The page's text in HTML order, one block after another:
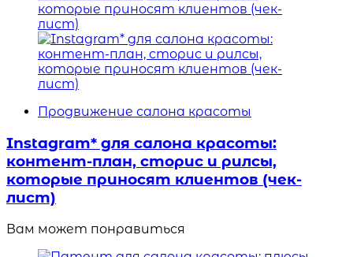
Продвижение салона красоты
Instagram* для салона красоты:
контент-план, сторис и рилсы,
которые приносят клиентов (чек-
лист)
Вам может понравиться